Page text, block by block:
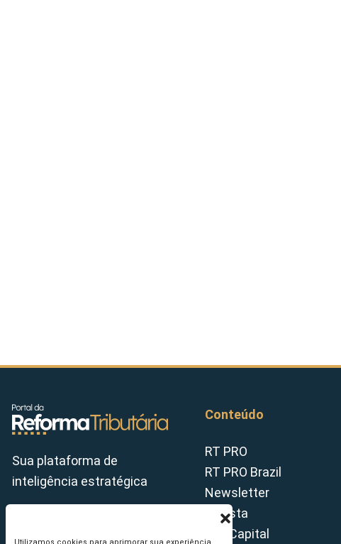
Sua plataforma de
inteligência estratégica
Conteúdo
RT PRO
RT PRO Brazil
Newsletter
Revista
Tax Capital